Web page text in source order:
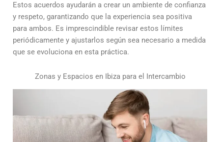
Estos acuerdos ayudarán a crear un ambiente de confianza
y respeto, garantizando que la experiencia sea positiva
para ambos. Es imprescindible revisar estos límites
periódicamente y ajustarlos según sea necesario a medida
que se evoluciona en esta práctica.
Zonas y Espacios en Ibiza para el Intercambio